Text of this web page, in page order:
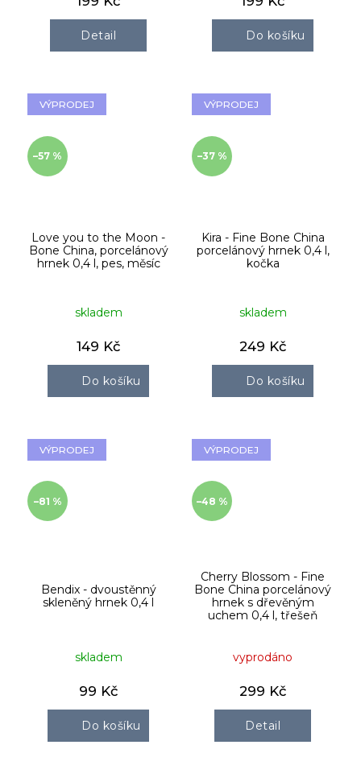
Detail Do košíku
VÝPRODEJ
–57 %
Love you to the Moon -
Bone China, porcelánový
hrnek 0,4 l, pes, měsíc
skladem
149 Kč
Do košíku
VÝPRODEJ
–37 %
Kira - Fine Bone China
porcelánový hrnek 0,4 l,
kočka
skladem
249 Kč
Do košíku
VÝPRODEJ
–81 %
Bendix - dvoustěnný
skleněný hrnek 0,4 l
skladem
99 Kč
Do košíku
VÝPRODEJ
–48 %
Cherry Blossom - Fine
Bone China porcelánový
hrnek s dřevěným
uchem 0,4 l, třešeň
vyprodáno
299 Kč
Detail